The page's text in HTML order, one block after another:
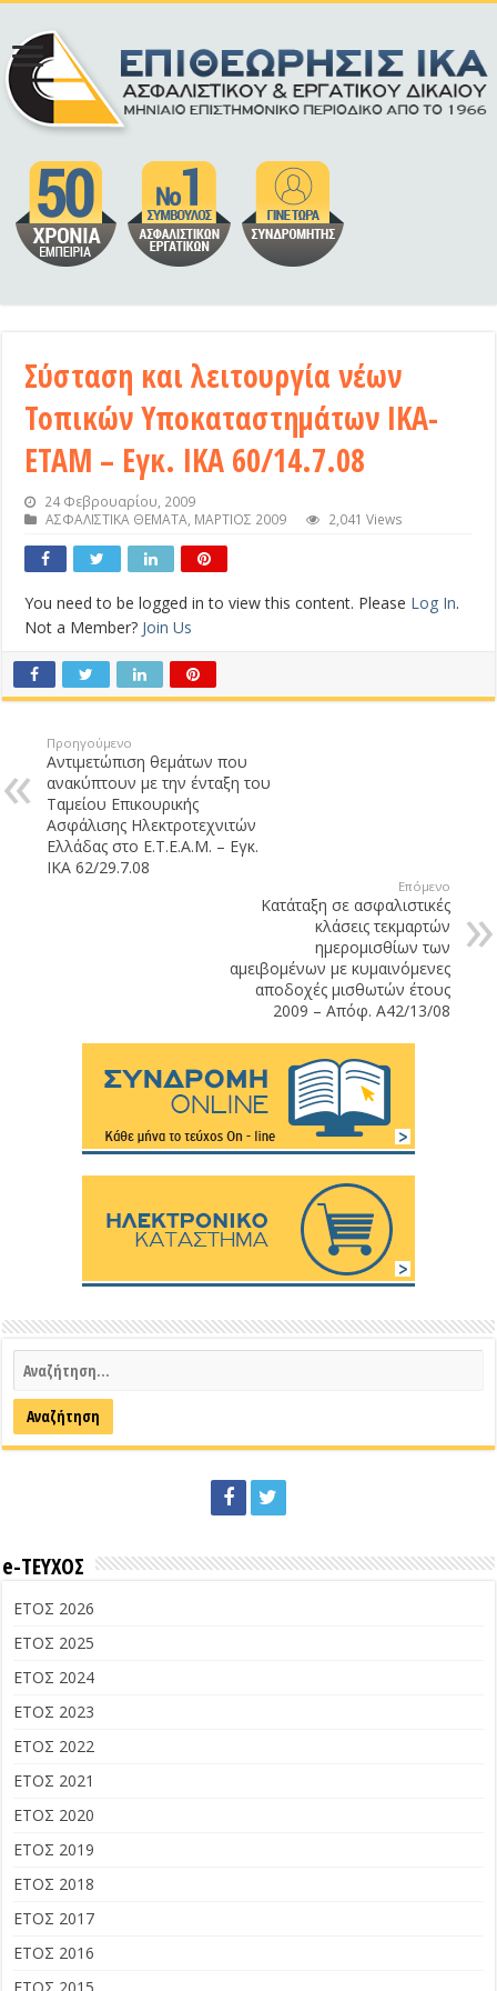
Σύσταση και λειτουργία νέων
Τοπικών Υποκαταστημάτων ΙΚΑ-
ΕΤΑΜ – Εγκ. ΙΚΑ 60/14.7.08
24 Φεβρουαρίου, 2009
ΑΣΦΑΛΙΣΤΙΚΑ ΘΕΜΑΤΑ, ΜΑΡΤΙΟΣ 2009 2,041 Views
You need to be logged in to view this content. Please Log In.
Not a Member? Join Us
Προηγούμενο
Αντιμετώπιση θεμάτων που
ανακύπτουν με την ένταξη του
Ταμείου Επικουρικής
Ασφάλισης Ηλεκτροτεχνιτών
Ελλάδας στο Ε.Τ.Ε.Α.Μ. – Εγκ.
ΙΚΑ 62/29.7.08
Επόμενο
Κατάταξη σε ασφαλιστικές
κλάσεις τεκμαρτών
ημερομισθίων των
αμειβομένων με κυμαινόμενες
αποδοχές μισθωτών έτους
2009 – Απόφ. Α42/13/08
e-ΤΕΥΧΟΣ
ΕΤΟΣ 2026
ΕΤΟΣ 2025
ΕΤΟΣ 2024
ΕΤΟΣ 2023
ΕΤΟΣ 2022
ΕΤΟΣ 2021
ΕΤΟΣ 2020
ΕΤΟΣ 2019
ΕΤΟΣ 2018
ΕΤΟΣ 2017
ΕΤΟΣ 2016